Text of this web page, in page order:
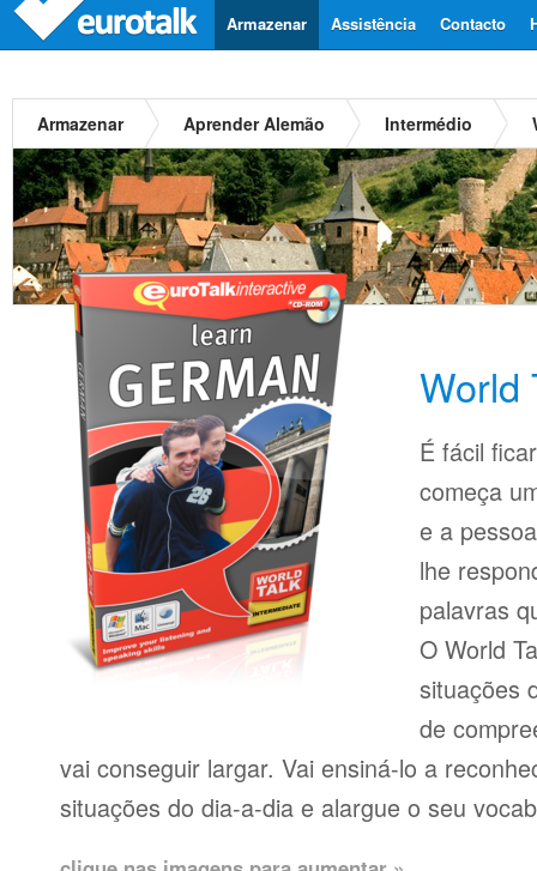
Contacto
Assistência
Armazenar
Armazenar Aprender Alemão Intermédio
World
É fácil
começa
e a
lhe
palavras
O World
situações
de
vai conseguir largar. Vai ensiná-lo a
situações do dia-a-dia e alargue o seu